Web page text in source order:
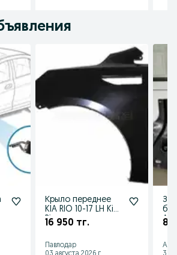
Крыло переднее
KIA RIO 10-17 LH Kia
Rio
16 950 тг.
Павлодар
8